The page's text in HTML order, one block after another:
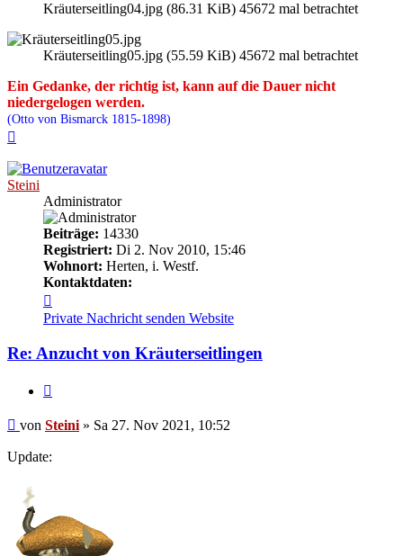
Kräuterseitling04.jpg (86.31 KiB) 45672 mal betrachtet
Kräuterseitling05.jpg (55.59 KiB) 45672 mal betrachtet
Ein Gedanke, der richtig ist, kann auf die Dauer nicht
niedergelogen werden.
(Otto von Bismarck 1815-1898)
Steini
Administrator
Beiträge: 14330
Registriert: Di 2. Nov 2010, 15:46
Wohnort: Herten, i. Westf.
Kontaktdaten:
von
Steini
Private Nachricht senden Website
Re: Anzucht von Kräuterseitlingen
Beitrag
von Steini » Sa 27. Nov 2021, 10:52
Update: